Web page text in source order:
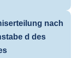
nach
d des